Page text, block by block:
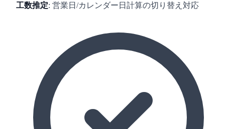
工数推定: 営業日/カレンダー日計算の切り替え対応